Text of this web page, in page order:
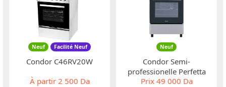
Neuf Facilité Neuf
Condor C46RV20W
À partir2 500 Da
Neuf
Condor Semi-
professionelle Perfetta
C46PR10X
Prix49 000 Da